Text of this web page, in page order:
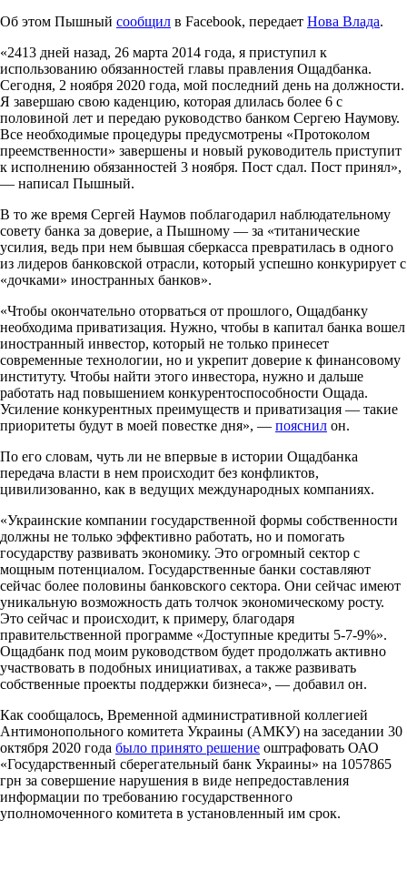
Об этом Пышный сообщил в Facebook, передает Нова Влада.
«2413 дней назад, 26 марта 2014 года, я приступил к
использованию обязанностей главы правления Ощадбанка.
Сегодня, 2 ноября 2020 года, мой последний день на должности.
Я завершаю свою каденцию, которая длилась более 6 с
половиной лет и передаю руководство банком Сергею Наумову.
Все необходимые процедуры предусмотрены «Протоколом
преемственности» завершены и новый руководитель приступит
к исполнению обязанностей 3 ноября. Пост сдал. Пост принял»,
— написал Пышный.
В то же время Сергей Наумов поблагодарил наблюдательному
совету банка за доверие, а Пышному — за «титанические
усилия, ведь при нем бывшая сберкасса превратилась в одного
из лидеров банковской отрасли, который успешно конкурирует с
«дочками» иностранных банков».
«Чтобы окончательно оторваться от прошлого, Ощадбанку
необходима приватизация. Нужно, чтобы в капитал банка вошел
иностранный инвестор, который не только принесет
современные технологии, но и укрепит доверие к финансовому
институту. Чтобы найти этого инвестора, нужно и дальше
работать над повышением конкурентоспособности Ощада.
Усиление конкурентных преимуществ и приватизация — такие
приоритеты будут в моей повестке дня», — пояснил он.
По его словам, чуть ли не впервые в истории Ощадбанка
передача власти в нем происходит без конфликтов,
цивилизованно, как в ведущих международных компаниях.
«Украинские компании государственной формы собственности
должны не только эффективно работать, но и помогать
государству развивать экономику. Это огромный сектор с
мощным потенциалом. Государственные банки составляют
сейчас более половины банковского сектора. Они сейчас имеют
уникальную возможность дать толчок экономическому росту.
Это сейчас и происходит, к примеру, благодаря
правительственной программе «Доступные кредиты 5-7-9%».
Ощадбанк под моим руководством будет продолжать активно
участвовать в подобных инициативах, а также развивать
собственные проекты поддержки бизнеса», — добавил он.
Как сообщалось, Временной административной коллегией
Антимонопольного комитета Украины (АМКУ) на заседании 30
октября 2020 года было принято решение оштрафовать ОАО
«Государственный сберегательный банк Украины» на 1057865
грн за совершение нарушения в виде непредоставления
информации по требованию государственного
уполномоченного комитета в установленный им срок.